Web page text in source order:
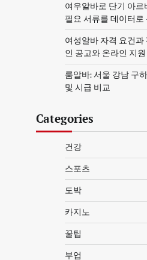
여우알바로 단기 아
필요 서류를 데이터로
여성알바 자격 요건과
인 공고와 온라인 지원
룸알바: 서울 강남 구
및 시급 비교
Categories
건강
스포츠
도박
카지노
꿀팁
부업